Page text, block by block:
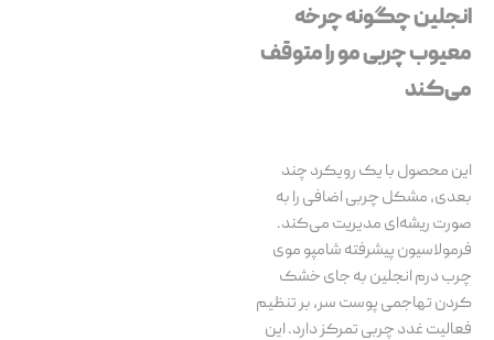
انجلین چگونه چرخه‌
معیوب چربی مو را متوقف
می‌کند
این محصول با یک رویکرد چند
بعدی، مشکل چربی اضافی را به
صورت ریشه‌ای مدیریت می‌کند.
فرمولاسیون پیشرفته شامپو موی
چرب درم انجلین به جای خشک
کردن تهاجمی پوست سر، بر تنظیم
فعالیت غدد چربی تمرکز دارد. این